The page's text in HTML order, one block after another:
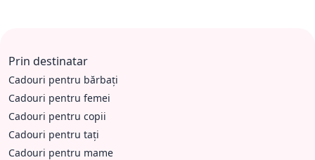
Prin destinatar
Cadouri pentru bărbați
Cadouri pentru femei
Cadouri pentru copii
Cadouri pentru tați
Cadouri pentru mame